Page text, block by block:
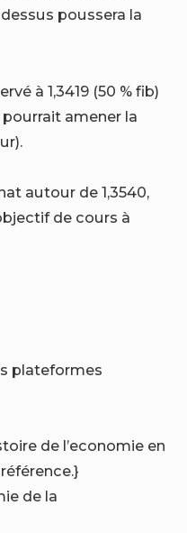
poussera la
à 1,3419 (50 % fib)
amener la
autour de 1,3540,
de cours à
plateformes
de l’economie en
de la